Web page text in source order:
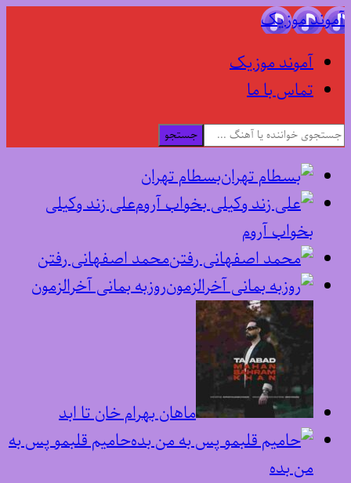
آموند موزیک
آموند موزیک
تماس با ما
جستجو
بسطام تهران
علی زند وکیلی
بخواب آروم
محمد اصفهانی رفتن
روزبه بمانی آخرالزمون
ماهان بهرام خان تا ابد
حامیم قلبمو پس به
من بده